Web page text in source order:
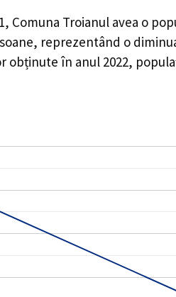
Comuna Troianul avea o
reprezentând o
în anul 2022,